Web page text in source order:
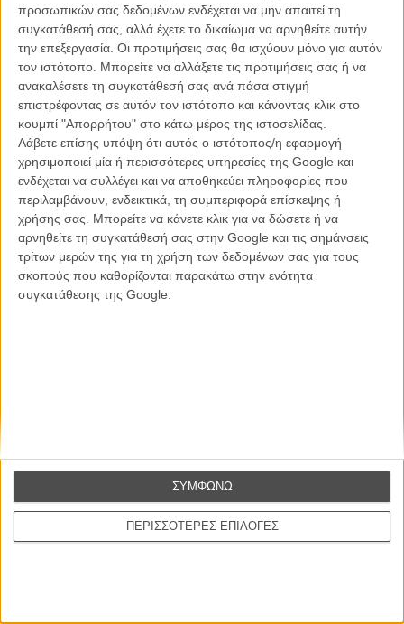
προσωπικών σας δεδομένων ενδέχεται να μην απαιτεί τη
συγκατάθεσή σας, αλλά έχετε το δικαίωμα να αρνηθείτε αυτήν
την επεξεργασία. Οι προτιμήσεις σας θα ισχύουν μόνο για αυτόν
τον ιστότοπο. Μπορείτε να αλλάξετε τις προτιμήσεις σας ή να
ανακαλέσετε τη συγκατάθεσή σας ανά πάσα στιγμή
επιστρέφοντας σε αυτόν τον ιστότοπο και κάνοντας κλικ στο
κουμπί "Απορρήτου" στο κάτω μέρος της ιστοσελίδας.
Λάβετε επίσης υπόψη ότι αυτός ο ιστότοπος/η εφαρμογή
χρησιμοποιεί μία ή περισσότερες υπηρεσίες της Google και
ενδέχεται να συλλέγει και να αποθηκεύει πληροφορίες που
περιλαμβάνουν, ενδεικτικά, τη συμπεριφορά επίσκεψης ή
χρήσης σας. Μπορείτε να κάνετε κλικ για να δώσετε ή να
αρνηθείτε τη συγκατάθεσή σας στην Google και τις σημάνσεις
τρίτων μερών της για τη χρήση των δεδομένων σας για τους
σκοπούς που καθορίζονται παρακάτω στην ενότητα
συγκατάθεσης της Google.
ΠΕΡΙΣΣΟΤΕΡΕΣ ΕΠΙΛΟΓΕΣ
ΣΥΜΦΩΝΩ
Βιμ Βέντερς
Συνέντευξη
CONNECT
Εγγράψου στο εβδομαδιαίο newsletter μας.
ΕΓΓΡΑΦΗ
Θέλω να λαμβάνω τα newsletter σας.